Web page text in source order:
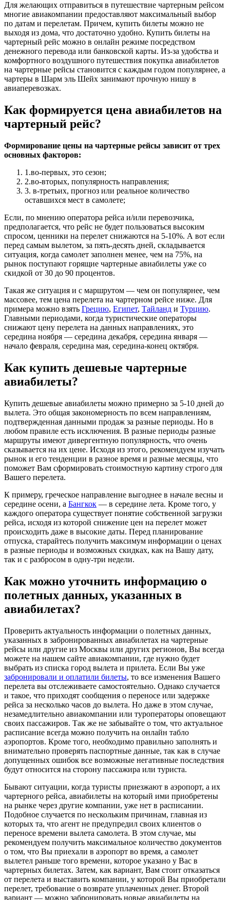
Для желающих отправиться в путешествие чартерным рейсом
многие авиакомпании предоставляют максимальный выбор
по датам и перелетам. Причем, купить билеты можно не
выходя из дома, что достаточно удобно. Купить билеты на
чартерный рейс можно в онлайн режиме посредством
денежного перевода или банковской карты. Из-за удобства и
комфортного воздушного путешествия покупка авиабилетов
на чартерные рейсы становится с каждым годом популярнее, а
чартеры в Шарм эль Шейх занимают прочную нишу в
авиаперевозках.
Как формируется цена авиабилетов на
чартерный рейс?
Формирование цены на чартерные рейсы зависит от трех
основных факторов:
1.во-первых, это сезон;
2.во-вторых, популярность направления;
3. в-третьих, прогноз или реальное количество
оставшихся мест в самолете;
Если, по мнению оператора рейса и/или перевозчика,
предполагается, что рейс не будет пользоваться высоким
спросом, ценники на перелет снижаются на 5-10%. А вот если
перед самым вылетом, за пять-десять дней, складывается
ситуация, когда самолет заполнен менее, чем на 75%, на
рынок поступают горящие чартерные авиабилеты уже со
скидкой от 30 до 90 процентов.
Такая же ситуация и с маршрутом — чем он популярнее, чем
массовее, тем цена перелета на чартерном рейсе ниже. Для
примера можно взять Грецию, Египет, Тайланд и Турцию.
Главными периодами, когда туристические операторы
снижают цену перелета на данных направлениях, это
середина ноября — середина декабря, середина января —
начало февраля, середина мая, середина-конец октября.
Как купить дешевые чартерные
авиабилеты?
Купить дешевые авиабилеты можно примерно за 5-10 дней до
вылета. Это общая закономерность по всем направлениям,
подтвержденная данными продаж за разные периоды. Но в
любом правиле есть исключения. В разные периоды разные
маршруты имеют дивергентную популярность, что очень
сказывается на их цене. Исходя из этого, рекомендуем изучать
рынок и его тенденции в разное время и разные месяцы, что
поможет Вам сформировать стоимостную картину строго для
Вашего перелета.
К примеру, греческое направление выгоднее в начале весны и
середине осени, а Бангкок — в середине лета. Кроме того, у
каждого оператора существует понятие собственной загрузки
рейса, исходя из которой снижение цен на перелет может
происходить даже в высокие даты. Перед планирование
отпуска, старайтесь получить максимум информации о ценах
в разные периоды и возможных скидках, как на Вашу дату,
так и с разбросом в одну-три недели.
Как можно уточнить информацию о
полетных данных, указанных в
авиабилетах?
Проверить актуальность информации о полетных данных,
указанных в забронированных авиабилетах на чартерные
рейсы или другие из Москвы или других регионов, Вы всегда
можете на нашем сайте авиакомпании, где нужно будет
выбрать из списка город вылета и прилета. Если Вы уже
забронировали и оплатили билеты, то все изменения Вашего
перелета вы отслеживаете самостоятельно. Однако случается
и такое, что приходят сообщения о переносе или задержке
рейса за несколько часов до вылета. Но даже в этом случае,
незамедлительно авиакомпании или туроператоры оповещают
своих пассажиров. Так же не забывайте о том, что актуальное
расписание всегда можно получить на онлайн табло
аэропортов. Кроме того, необходимо правильно заполнять и
внимательно проверять паспортные данные, так как в случае
допущенных ошибок все возможные негативные последствия
будут относится на сторону пассажира или туриста.
Бывают ситуации, когда туристы приезжают в аэропорт, а их
чартерного рейса, авиабилеты на который ими приобретены
на рынке через другие компании, уже нет в расписании.
Подобное случается по нескольким причинам, главная из
которых та, что агент не предупредил своих клиентов о
переносе времени вылета самолета. В этом случае, мы
рекомендуем получить максимальное количество документов
о том, что Вы приехали в аэропорт во время, а самолет
вылетел раньше того времени, которое указано у Вас в
чартерных билетах. Затем, как вариант, Вам стоит отказаться
от перелета и выставить компании, у которой Вы приобретали
перелет, требование о возврате уплаченных денег. Второй
вариант — можно забронировать новые авиабилеты на